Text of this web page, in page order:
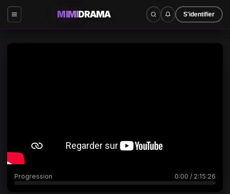
MIMIDRAMA S'identifier
2:15:26
Progression 0:00 / 2:15:26